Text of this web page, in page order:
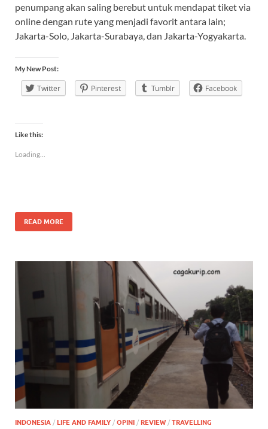
penumpang akan saling berebut untuk mendapat tiket via
online dengan rute yang menjadi favorit antara lain;
Jakarta-Solo, Jakarta-Surabaya, dan Jakarta-Yogyakarta.
My New Post:
Twitter Pinterest Tumblr Facebook
Like this:
Loading...
READ MORE
INDONESIA / LIFE AND FAMILY / OPINI / REVIEW / TRAVELLING